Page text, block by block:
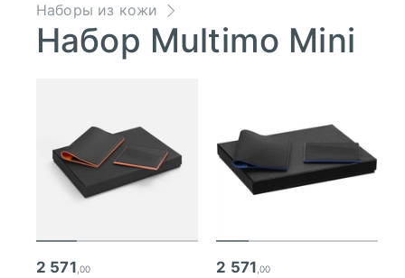
Наборы из кожи
Набор Multimo Mini
2 571 ,00 2 571 ,00